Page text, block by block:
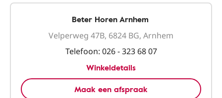
Beter Horen Arnhem
Velperweg 47B, 6824 BG, Arnhem
Telefoon: 026 - 323 68 07
Winkeldetails
Maak een afspraak